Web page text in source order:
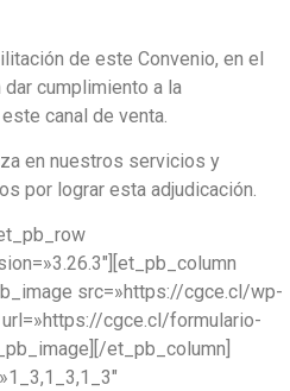
de este Convenio, en el
cumplimiento a la
canal de venta.
en nuestros servicios y
por lograr esta adjudicación.
src=»https://cgce.cl/wp-
cgce.cl/formulario-
et_pb_column]